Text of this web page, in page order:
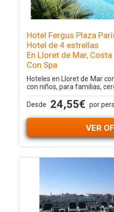
Hotel Fergus Plaza
Hotel de 4 estrellas
En Lloret de Mar, Costa
Con Spa
Hoteles en Lloret de Mar
con niños, para familias,
Desde 24,55€ por
VER